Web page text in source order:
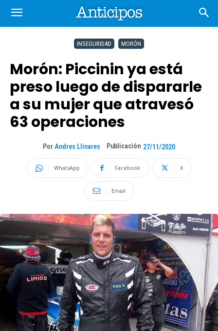
INSEGURIDAD MORÓN
Morón: Piccinin ya está
preso luego de dispararle
a su mujer que atravesó
63 operaciones
Por Andres Llinares Publicación 27/11/2020
WhatsApp Facebook X
Email